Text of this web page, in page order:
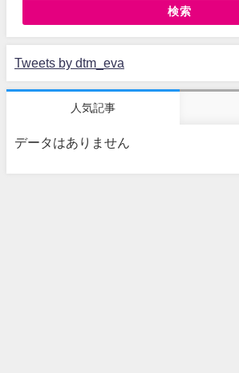
検索
Tweets by dtm_eva
人気記事
データはありません